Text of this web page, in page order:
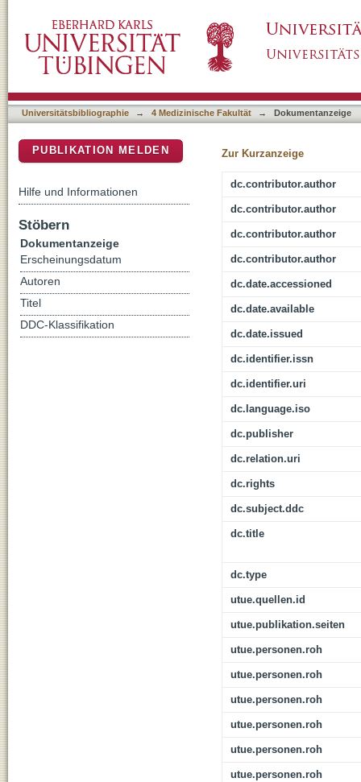
Universitätsbibliographie → 4 Medizinische Fakultät → Dokumentanzeige
Zur Kurzanzeige
dc.contributor.author
dc.contributor.author
dc.contributor.author
dc.contributor.author
dc.date.accessioned
dc.date.available
dc.date.issued
dc.identifier.issn
dc.identifier.uri
dc.language.iso
dc.publisher
dc.relation.uri
dc.rights
dc.subject.ddc
dc.title
dc.type
utue.quellen.id
utue.publikation.seiten
utue.personen.roh
utue.personen.roh
utue.personen.roh
utue.personen.roh
utue.personen.roh
utue.personen.roh
PUBLIKATION MELDEN
Hilfe und Informationen
Stöbern
Dokumentanzeige
Erscheinungsdatum
Autoren
Titel
DDC-Klassifikation